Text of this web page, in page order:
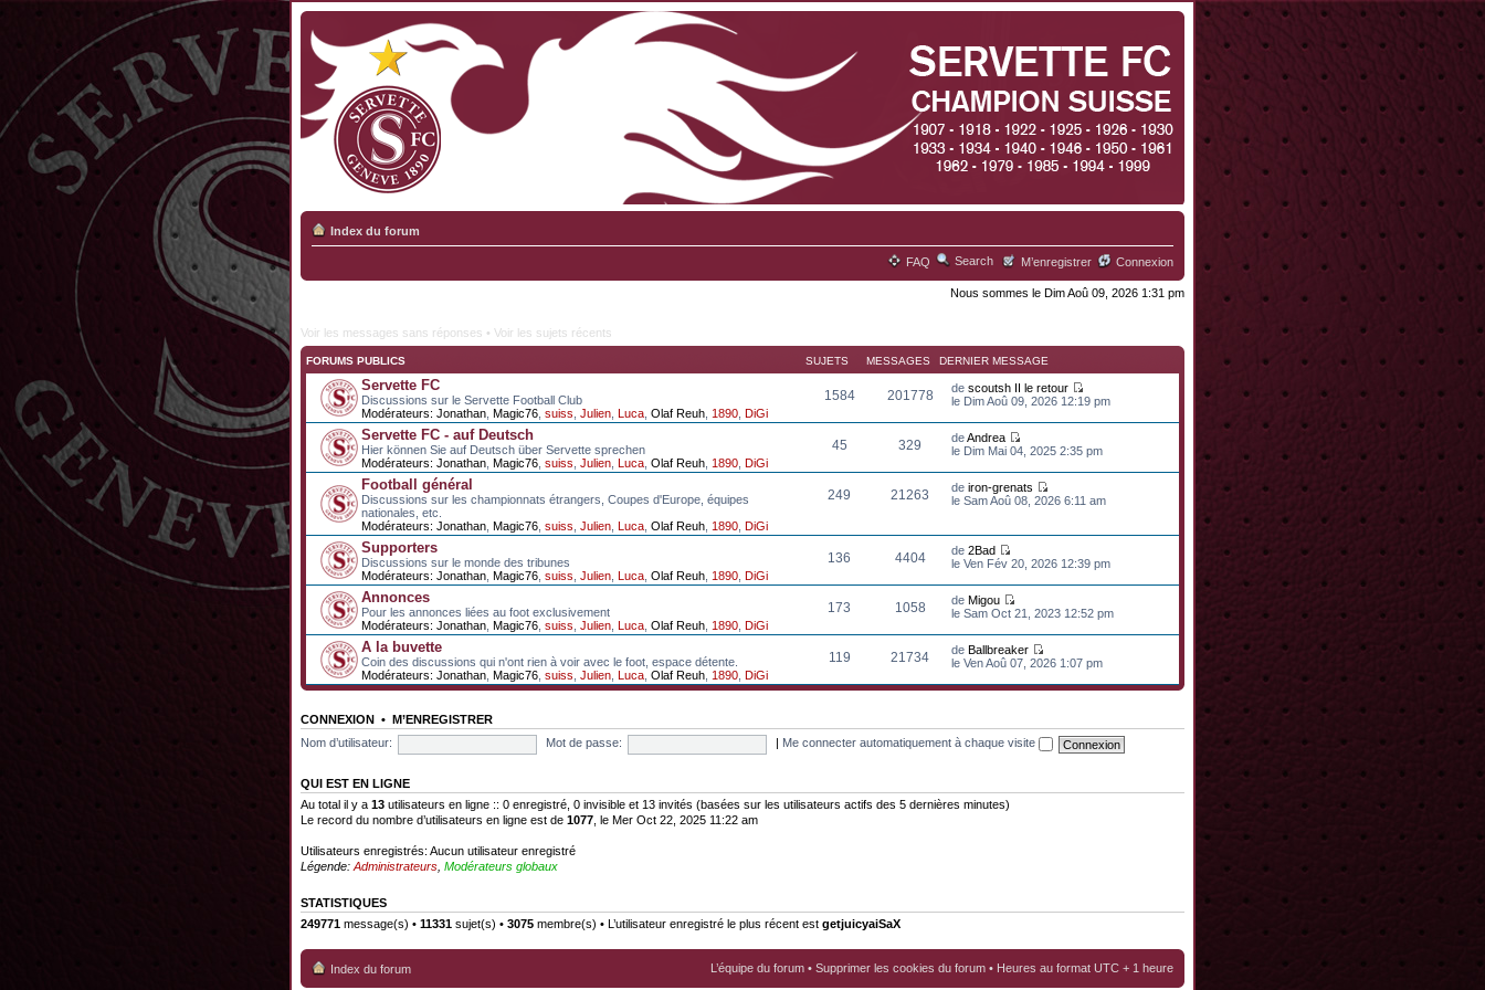
Index du forum
FAQ Search M’enregistrer Connexion
Nous sommes le Dim Aoû 09, 2026 1:31 pm
Voir les messages sans réponses • Voir les sujets récents
FORUMS PUBLICS SUJETS MESSAGES DERNIER MESSAGE
Servette FC
Discussions sur le Servette Football Club
Modérateurs: Jonathan Magic76 suiss Julien Luca Olaf Reuh 1890 DiGi
1584 201778 descoutsh II le retour
le Dim Aoû 09, 2026 12:19 pm
Servette FC - auf Deutsch
Hier können Sie auf Deutsch über Servette sprechen
Modérateurs: Jonathan Magic76 suiss Julien Luca Olaf Reuh 1890 DiGi
45 329 deAndrea
le Dim Mai 04, 2025 2:35 pm
Football général
Discussions sur les championnats étrangers, Coupes d'Europe, équipes
nationales, etc.
Modérateurs: Jonathan Magic76 suiss Julien Luca Olaf Reuh 1890 DiGi
249 21263 deiron-grenats
le Sam Aoû 08, 2026 6:11 am
Supporters
Discussions sur le monde des tribunes
Modérateurs: Jonathan Magic76 suiss Julien Luca Olaf Reuh 1890 DiGi
136 4404 de2Bad
le Ven Fév 20, 2026 12:39 pm
Annonces
Pour les annonces liées au foot exclusivement
Modérateurs: Jonathan Magic76 suiss Julien Luca Olaf Reuh 1890 DiGi
173 1058 deMigou
le Sam Oct 21, 2023 12:52 pm
A la buvette
Coin des discussions qui n'ont rien à voir avec le foot, espace détente.
Modérateurs: Jonathan Magic76 suiss Julien Luca Olaf Reuh 1890 DiGi
119 21734 deBallbreaker
le Ven Aoû 07, 2026 1:07 pm
CONNEXION • M’ENREGISTRER
Nom d’utilisateur:
Mot de passe: Me connecter automatiquement à chaque visite
QUI EST EN LIGNE
Au total il y a 13 utilisateurs en ligne :: 0 enregistré, 0 invisible et 13 invités (basées sur les utilisateurs actifs des 5 dernières minutes)
Le record du nombre d’utilisateurs en ligne est de 1077 , le Mer Oct 22, 2025 11:22 am
Utilisateurs enregistrés: Aucun utilisateur enregistré
Légende: Administrateurs Modérateurs globaux
STATISTIQUES
249771 message(s) • 11331 sujet(s) • 3075 membre(s) • L’utilisateur enregistré le plus récent est getjuicyaiSaX
Index du forum L’équipe du forum • Supprimer les cookies du forum • Heures au format UTC + 1 heure